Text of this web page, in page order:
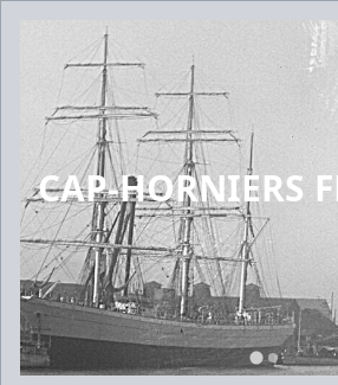
CAP-HORNIERS